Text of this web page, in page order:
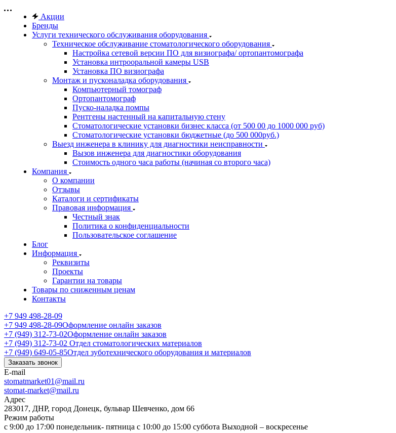
Акции
Бренды
Услуги технического обслуживания оборудования
Техническое обслуживание стоматологического оборудования
Настройка сетевой версии ПО для визиографа/ ортопантомографа
Установка интрооральной камеры USB
Установка ПО визиографа
Монтаж и пусконаладка оборудования
Компьютерный томограф
Ортопантомограф
Пуско-наладка помпы
Рентгены настенный на капитальную стену
Стоматологические установки бизнес класса (от 500 00 до 1000 000 руб)
Стоматологические установки бюджетные (до 500 000руб.)
Выезд инженера в клинику для диагностики неисправности
Вызов инженера для диагностики оборудования
Стоимость одного часа работы (начиная со второго часа)
Компания
О компании
Отзывы
Каталоги и сертификаты
Правовая информация
Честный знак
Политика о конфиденциальности
Пользовательское соглашение
Блог
Информация
Реквизиты
Проекты
Гарантии на товары
Товары по сниженным ценам
Контакты
+7 949 498-28-09
+7 949 498-28-09Оформление онлайн заказов
+7 (949) 312-73-02Оформление онлайн заказов
+7 (949) 312-73-02 Отдел стоматологических материалов
+7 (949) 649-05-85Отдел зуботехнического оборудования и материалов
Заказать звонок
E-mail
stomatmarket01@mail.ru
stomat-market@mail.ru
Адрес
283017, ДНР, город Донецк, бульвар Шевченко, дом 66
Режим работы
с 9:00 до 17:00 понедельник- пятница с 10:00 до 15:00 суббота Выходной – воскресенье